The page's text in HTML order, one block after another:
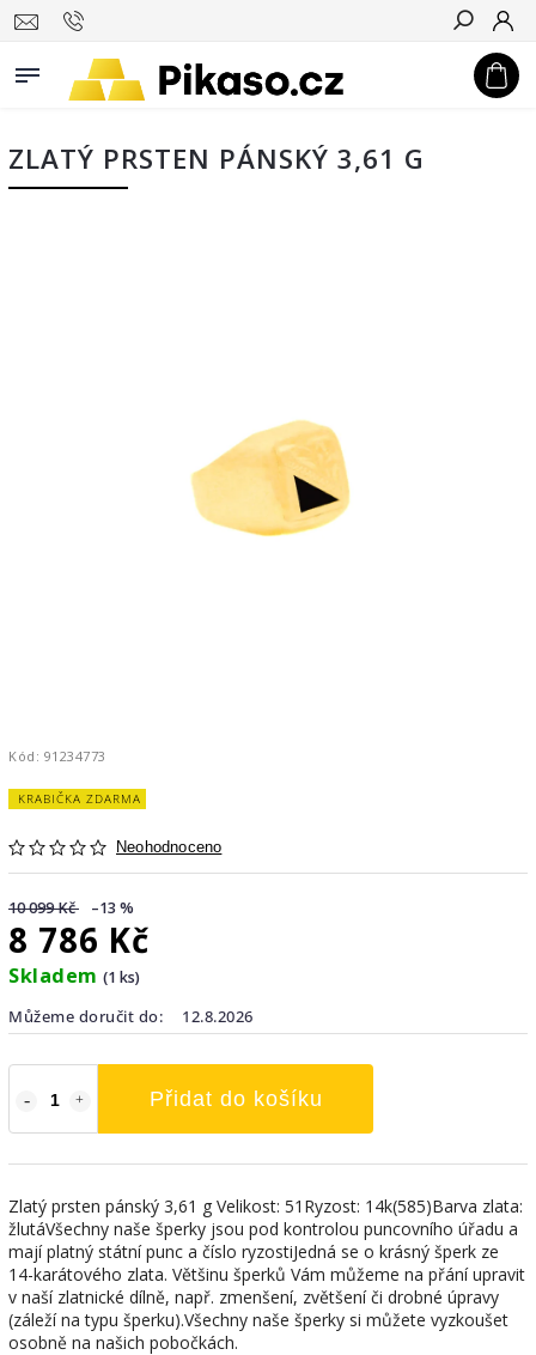
Hledat
ZLATÝ PRSTEN PÁNSKÝ 3,61 G
Kód: 91234773
KRABIČKA ZDARMA
Neohodnoceno
10 099 Kč –13 %
8 786 Kč
Skladem (1 ks)
Můžeme doručit do:
12.8.2026
Přidat do košíku
Zlatý prsten pánský 3,61 g Velikost: 51Ryzost: 14k(585)Barva zlata:
žlutáVšechny naše šperky jsou pod kontrolou puncovního úřadu a
mají platný státní punc a číslo ryzostiJedná se o krásný šperk ze
14-karátového zlata. Většinu šperků Vám můžeme na přání upravit
v naší zlatnické dílně, např. zmenšení, zvětšení či drobné úpravy
(záleží na typu šperku).Všechny naše šperky si můžete vyzkoušet
osobně na našich pobočkách.